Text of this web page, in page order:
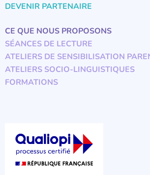
DEVENIR PARTENAIRE
CE QUE NOUS PROPOSONS
SÉANCES DE LECTURE
ATELIERS DE SENSIBILISATION
ATELIERS SOCIO-LINGUISTIQUES
FORMATIONS